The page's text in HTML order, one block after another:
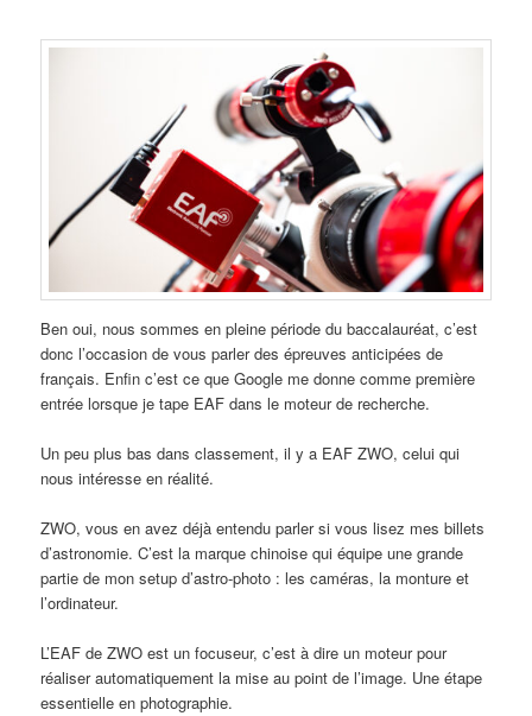
Ben oui, nous sommes en pleine période du baccalauréat, c’est
donc l’occasion de vous parler des épreuves anticipées de
français. Enfin c’est ce que Google me donne comme première
entrée lorsque je tape EAF dans le moteur de recherche.
Un peu plus bas dans classement, il y a EAF ZWO, celui qui
nous intéresse en réalité.
ZWO, vous en avez déjà entendu parler si vous lisez mes billets
d’astronomie. C’est la marque chinoise qui équipe une grande
partie de mon setup d’astro-photo : les caméras, la monture et
l’ordinateur.
L’EAF de ZWO est un focuseur, c’est à dire un moteur pour
réaliser automatiquement la mise au point de l’image. Une étape
essentielle en photographie.